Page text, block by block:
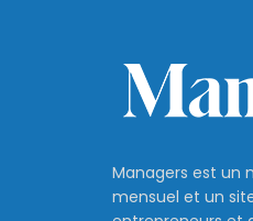
Managers est un
mensuel et un